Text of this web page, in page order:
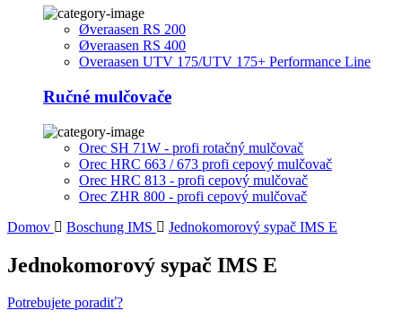
Øveraasen RS 200
Øveraasen RS 400
Overaasen UTV 175/UTV 175+ Performance Line
Ručné mulčovače
Orec SH 71W - profi rotačný mulčovač
Orec HRC 663 / 673 profi cepový mulčovač
Orec HRC 813 - profi cepový mulčovač
Orec ZHR 800 - profi cepový mulčovač
Domov
Boschung IMS Jednokomorový sypač IMS E
Jednokomorový sypač IMS E
Potrebujete poradiť?